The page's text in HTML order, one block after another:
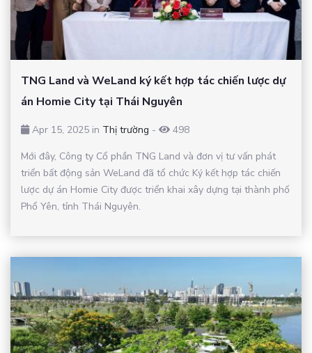
TNG Land và WeLand ký kết hợp tác chiến lược dự
án Homie City tại Thái Nguyên
Apr 15, 2025 in Thị trường -
498
Mới đây, Công ty Cổ phần TNG Land và đơn vị tư vấn phát
triển bất động sản WeLand đã tổ chức Ký kết hợp tác chiến
lược dự án Homie City được triển khai xây dựng tại thành phố
Phổ Yên, tỉnh Thái Nguyên.